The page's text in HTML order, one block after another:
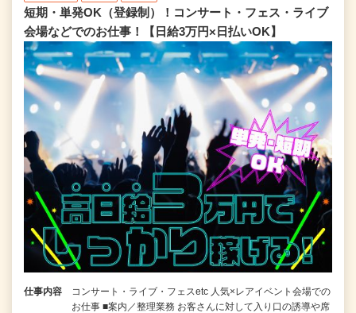
短期・単発OK（登録制）！コンサート・フェス・ライブ
会場などでのお仕事！【日給3万円×日払いOK】
仕事内容
コンサート・ライブ・フェスetc 人気×レアイベント会場での
お仕事 ■案内／整理業務 お客さんに対して入り口の誘導や席